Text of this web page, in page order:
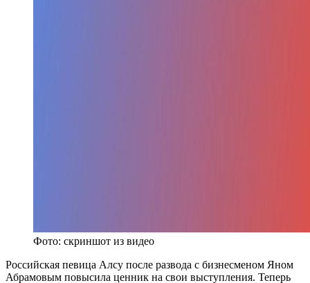
Фото: скриншот из видео
Российская певица Алсу после развода с бизнесменом Яном
Абрамовым повысила ценник на свои выступления. Теперь